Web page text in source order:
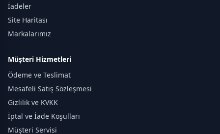
İadeler
Site Haritası
Markalarımız
Müşteri Hizmetleri
Ödeme ve Teslimat
Mesafeli Satış Sözleşmesi
Gizlilik ve KVKK
İptal ve İade Koşulları
Müşteri Servisi